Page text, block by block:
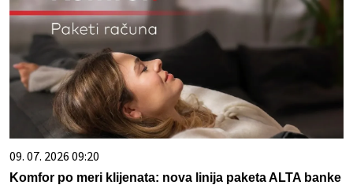
09. 07. 2026 09:20
Komfor po meri klijenata: nova linija paketa ALTA banke